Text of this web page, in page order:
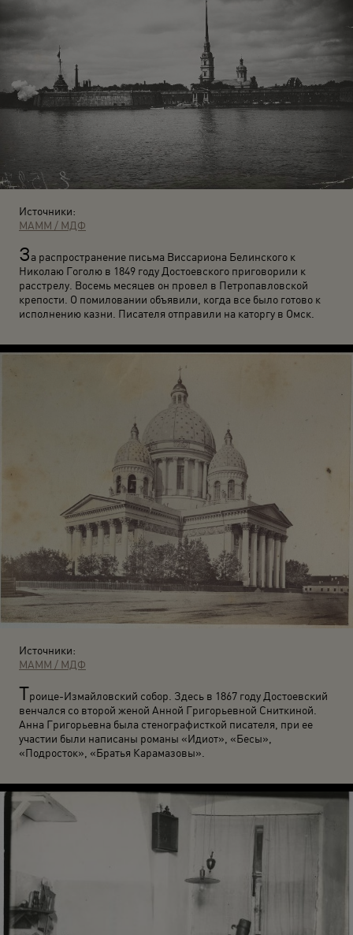
Источники:
МАММ / МДФ
За распространение письма Виссариона Белинского к
Николаю Гоголю в 1849 году Достоевского приговорили к
расстрелу. Восемь месяцев он провел в Петропавловской
крепости. О помиловании объявили, когда все было готово к
исполнению казни. Писателя отправили на каторгу в Омск.
Источники:
МАММ / МДФ
Троице-Измайловский собор. Здесь в 1867 году Достоевский
венчался со второй женой Анной Григорьевной Сниткиной.
Анна Григорьевна была стенографисткой писателя, при ее
участии были написаны романы «Идиот», «Бесы»,
«Подросток», «Братья Карамазовы».